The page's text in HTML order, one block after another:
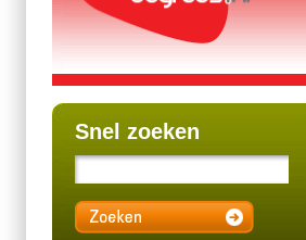
Snel zoeken